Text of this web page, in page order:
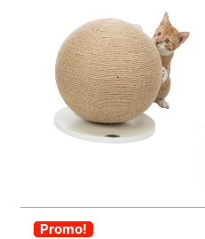
-30%
Promo!